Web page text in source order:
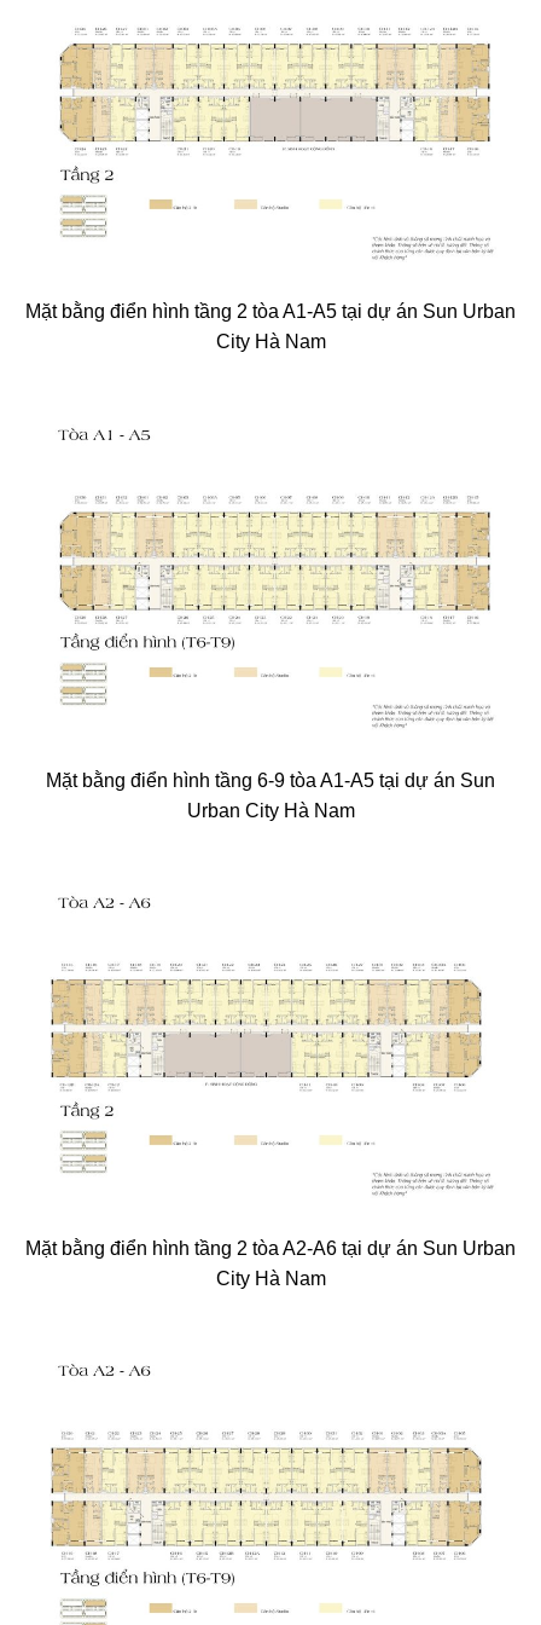
Mặt bằng điển hình tầng 2 tòa A1-A5 tại dự án Sun Urban
City Hà Nam
Mặt bằng điển hình tầng 6-9 tòa A1-A5 tại dự án Sun
Urban City Hà Nam
Mặt bằng điển hình tầng 2 tòa A2-A6 tại dự án Sun Urban
City Hà Nam